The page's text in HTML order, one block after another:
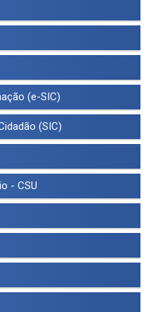
(e-SIC)
(SIC)
- CSU